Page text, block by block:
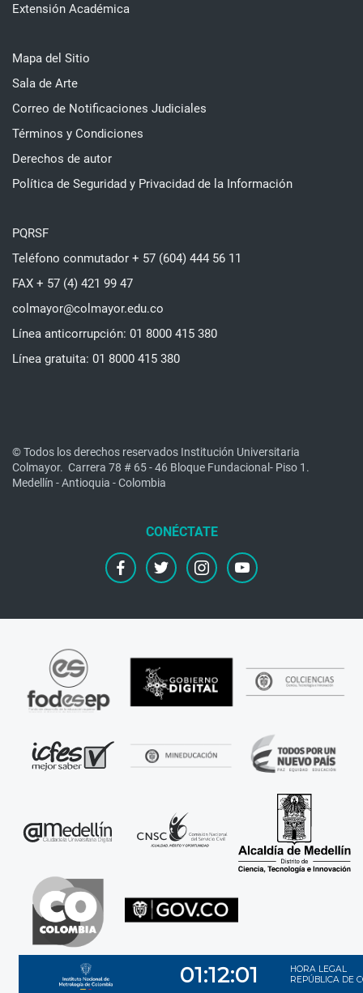
Extensión Académica
Mapa del Sitio
Sala de Arte
Correo de Notificaciones Judiciales
Términos y Condiciones
Derechos de autor
Política de Seguridad y Privacidad de la Información
PQRSF
Teléfono conmutador + 57 (604) 444 56 11
FAX + 57 (4) 421 99 47
colmayor@colmayor.edu.co
Línea anticorrupción: 01 8000 415 380
Línea gratuita: 01 8000 415 380
© Todos los derechos reservados Institución Universitaria
Colmayor. Carrera 78 # 65 - 46 Bloque Fundacional- Piso 1.
Medellín - Antioquia - Colombia
facebooktwitter instagramyoutube